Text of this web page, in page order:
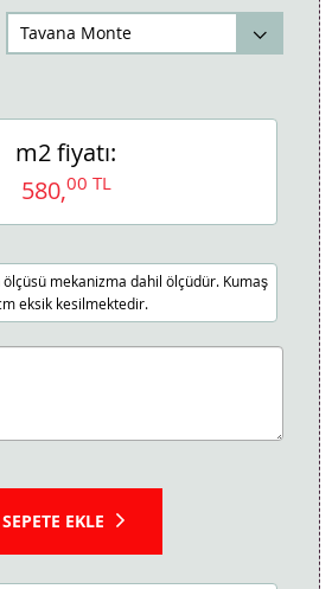
m2 fiyatı:
580,00 TL
mekanizma dahil ölçüdür. Kumaş
eksik kesilmektedir.
SEPETE EKLE